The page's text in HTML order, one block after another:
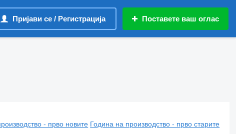
Пријави се / Регистрација Поставете ваш оглас
- прво новите Година на производство - прво старите